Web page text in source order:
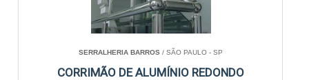
SERRALHERIA BARROS/ SÃO PAULO - SP
CORRIMÃO DE ALUMÍNIO REDONDO